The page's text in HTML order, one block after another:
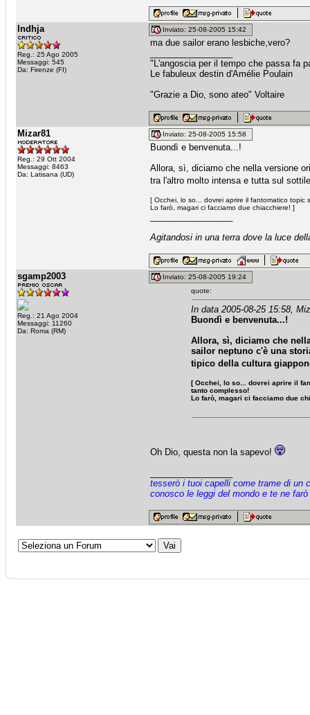
Indhja
Reg.: 25 Ago 2005
Messaggi: 545
Da: Firenze (FI)
Inviato: 25-08-2005 15:42
ma due sailor erano lesbiche,vero?
"L'angoscia per il tempo che passa fa
Le fabuleux destin d'Amélie Poulain
"Grazie a Dio, sono ateo" Voltaire
Mizar81
Reg.: 29 Ott 2004
Messaggi: 8463
Da: Latisana (UD)
Inviato: 25-08-2005 15:58
Buondì e benvenuta...!
Allora, sì, diciamo che nella versione
tra l'altro molto intensa e tutta sul
[ Occhei, lo so... dovrei aprire il fantomatico
Lo farò, magari ci facciamo due chiacchiere! ]
Agitandosi in una terra dove la luce
sgamp2003
Reg.: 21 Ago 2004
Messaggi: 11260
Da: Roma (RM)
Inviato: 25-08-2005 19:24
quote:
In data 2005-08-25 15:58,
Buondì e benvenuta...!
Allora, sì, diciamo che
sailor neptuno c'è una
tipico della cultura
[ Occhei, lo so... dovrei aprire il
tanto complesso!
Lo farò, magari ci facciamo due
Oh Dio, questa non la sapevo!
tesserò i tuoi capelli come trame di un
conosco le leggi del mondo e te ne